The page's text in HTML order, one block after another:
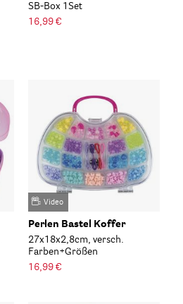
SB-Box 1Set
16,99 €
Video
Perlen Bastel Koffer
27x18x2,8cm, versch.
Farben+Größen
16,99 €